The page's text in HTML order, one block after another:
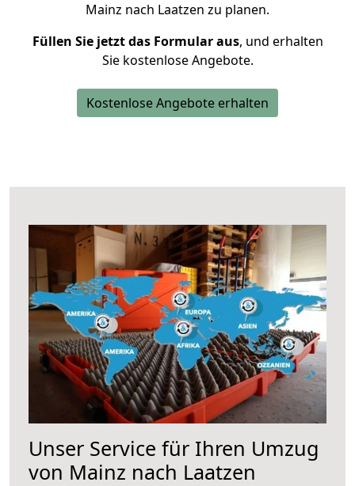
Mainz nach Laatzen zu planen.
Füllen Sie jetzt das Formular aus, und erhalten
Sie kostenlose Angebote.
Kostenlose Angebote erhalten
Unser Service für Ihren Umzug
von Mainz nach Laatzen